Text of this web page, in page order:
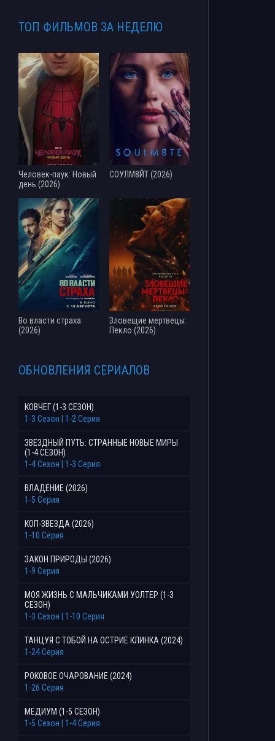
ТОП ФИЛЬМОВ ЗА НЕДЕЛЮ
Человек-паук: Новый
день (2026)
СОУЛМ8ЙТ (2026)
Во власти страха
(2026)
Зловещие мертвецы:
Пекло (2026)
ОБНОВЛЕНИЯ СЕРИАЛОВ
КОВЧЕГ (1-3 СЕЗОН)
1-3 Сезон | 1-2 Серия
ЗВЕЗДНЫЙ ПУТЬ: СТРАННЫЕ НОВЫЕ МИРЫ
(1-4 СЕЗОН)
1-4 Сезон | 1-3 Серия
ВЛАДЕНИЕ (2026)
1-5 Серия
КОП-ЗВЕЗДА (2026)
1-10 Серия
ЗАКОН ПРИРОДЫ (2026)
1-9 Серия
МОЯ ЖИЗНЬ С МАЛЬЧИКАМИ УОЛТЕР (1-3
СЕЗОН)
1-3 Сезон | 1-10 Серия
ТАНЦУЯ С ТОБОЙ НА ОСТРИЕ КЛИНКА (2024)
1-24 Серия
РОКОВОЕ ОЧАРОВАНИЕ (2024)
1-26 Серия
МЕДИУМ (1-5 СЕЗОН)
1-5 Сезон | 1-4 Серия